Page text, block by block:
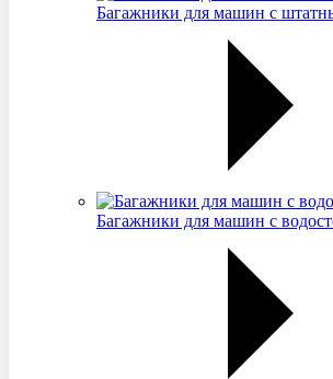
Багажники для машин с
Багажники для машин с